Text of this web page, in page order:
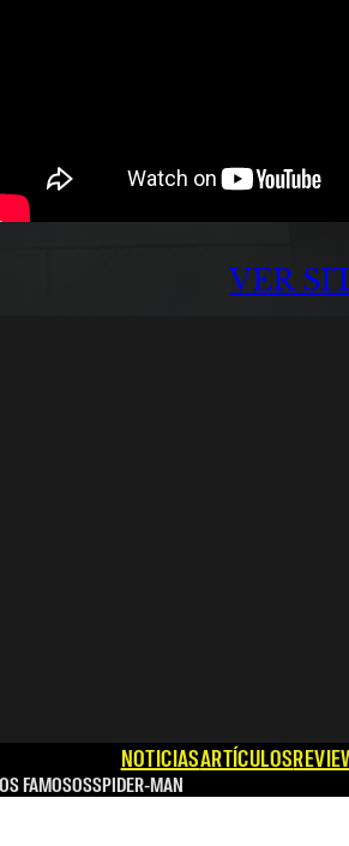
VER
NOTICIASARTÍCULOS
FAMOSOSSPIDER-MAN